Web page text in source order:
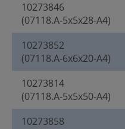
10273846
(07118.A-5x5x28-A4)
10273852
(07118.A-6x6x20-A4)
10273814
(07118.A-5x5x50-A4)
10273858